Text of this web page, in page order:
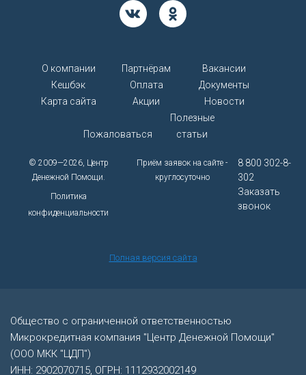
О компании Партнёрам
Вакансии
Кешбэк
Оплата
Документы
Карта сайта
Акции Новости
Пожаловаться
Полезные
статьи
© 2009—2026, Центр
Денежной Помощи.
Политика
конфиденциальности
Приём заявок на сайте -
круглосуточно
8 800 302-8-
302
Заказать
звонок
Полная версия сайта
Общество с ограниченной ответственностью
Микрокредитная компания "Центр Денежной Помощи"
(ООО МКК "ЦДП")
ИНН: 2902070715, ОГРН: 1112932002149